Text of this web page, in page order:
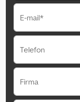
E-mail*
Telefon
Firma